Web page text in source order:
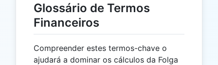
Glossário de Termos
Financeiros
Compreender estes termos-chave o
ajudará a dominar os cálculos da Folga